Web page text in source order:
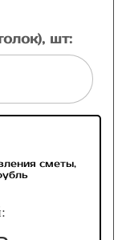
шт:
сметы,